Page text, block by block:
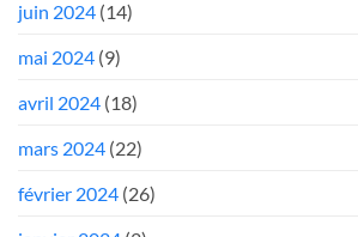
juin 2024 (14)
mai 2024 (9)
avril 2024 (18)
mars 2024 (22)
février 2024 (26)